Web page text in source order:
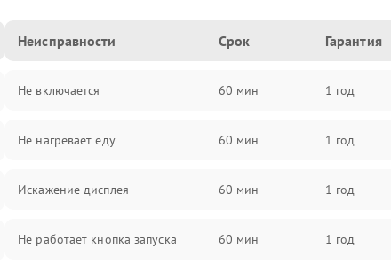
Неисправности Срок Гарантия
Не включается 60 мин 1 год
Не нагревает еду 60 мин 1 год
Искажение дисплея 60 мин 1 год
Не работает кнопка запуска 60 мин 1 год